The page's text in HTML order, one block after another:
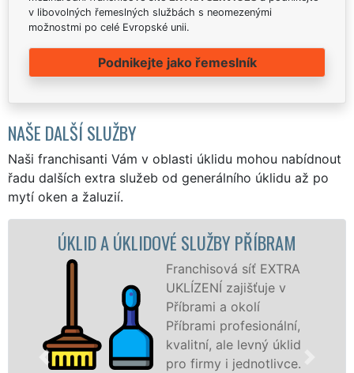
v libovolných řemeslných službách s neomezenými
možnostmi po celé Evropské unii.
Podnikejte jako řemeslník
NAŠE DALŠÍ SLUŽBY
Naši franchisanti Vám v oblasti úklidu mohou nabídnout
řadu dalších extra služeb od generálního úklidu až po
mytí oken a žaluzií.
úklid
ÚKLIDOVÁ SLUŽBA A ČINNOSTI
Naše
UKLÍZENÍ
Příbrami
profesionální
služby NON-
Levné úklidové